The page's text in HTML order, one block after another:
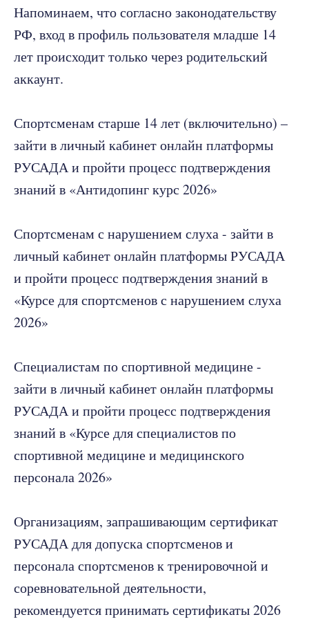
Напоминаем, что согласно законодательству
РФ, вход в профиль пользователя младше 14
лет происходит только через родительский
аккаунт.
Спортсменам старше 14 лет (включительно) –
зайти в личный кабинет онлайн платформы
РУСАДА и пройти процесс подтверждения
знаний в «Антидопинг курс 2026»
Спортсменам с нарушением слуха - зайти в
личный кабинет онлайн платформы РУСАДА
и пройти процесс подтверждения знаний в
«Курсе для спортсменов с нарушением слуха
2026»
Специалистам по спортивной медицине -
зайти в личный кабинет онлайн платформы
РУСАДА и пройти процесс подтверждения
знаний в «Курсе для специалистов по
спортивной медицине и медицинского
персонала 2026»
Организациям, запрашивающим сертификат
РУСАДА для допуска спортсменов и
персонала спортсменов к тренировочной и
соревновательной деятельности,
рекомендуется принимать сертификаты 2026